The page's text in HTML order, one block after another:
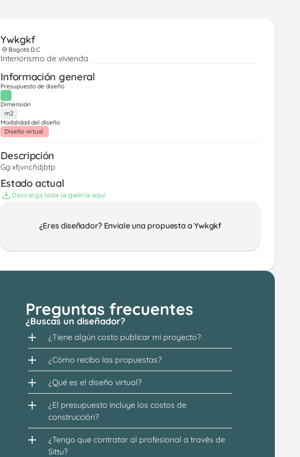
Ywkgkf
Bogotá D.C
Interiorismo de vivienda
Información general
Presupuesto de diseño
Dimensión
m2
Modalidad del diseño
Diseño virtual
Descripción
Gg xfjvncñdjbtp
Estado actual
Descarga toda la galería aquí
¿Eres diseñador? Enviale una propuesta a Ywkgkf
Preguntas frecuentes
¿Buscas un diseñador?
¿Tiene algún costo publicar mi proyecto?
¿Cómo recibo las propuestas?
¿Qué es el diseño virtual?
¿El presupuesto incluye los costos de
construcción?
¿Tengo que contratar al profesional a través de
Sittu?